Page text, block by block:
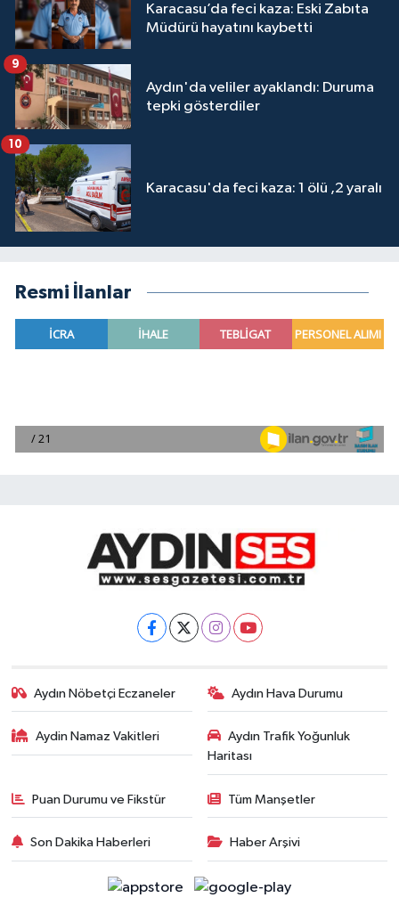
Karacasu’da feci kaza: Eski Zabıta
Müdürü hayatını kaybetti
Aydın'da veliler ayaklandı: Duruma
tepki gösterdiler
9
Karacasu'da feci kaza: 1 ölü ,2 yaralı
10
Resmi İlanlar
Aydın Nöbetçi Eczaneler Aydın Hava Durumu
Aydin Namaz Vakitleri
Aydın Trafik Yoğunluk
Haritası
Puan Durumu ve Fikstür Tüm Manşetler
Son Dakika Haberleri Haber Arşivi